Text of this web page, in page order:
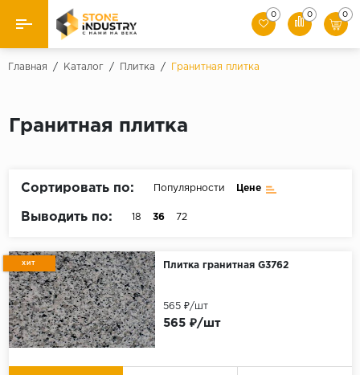
Назад
Плитка
0 0 0
Главная / Каталог / Плитка / Гранитная плитка
Гранитная плитка
Сортировать по: Популярности Цене
Выводить по: 18 36 72
ХИТ Плитка гранитная G3762
565 ₽/шт
565 ₽/шт